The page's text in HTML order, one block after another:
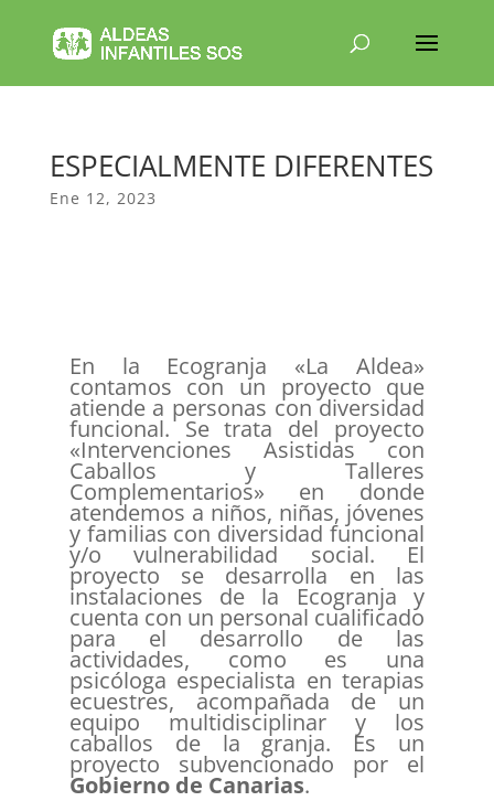
ESPECIALMENTE DIFERENTES
Ene 12, 2023
En la Ecogranja «La Aldea»
contamos con un proyecto que
atiende a personas con diversidad
funcional. Se trata del proyecto
«Intervenciones Asistidas con
Caballos y Talleres
Complementarios» en donde
atendemos a niños, niñas, jóvenes
y familias con diversidad funcional
y/o vulnerabilidad social. El
proyecto se desarrolla en las
instalaciones de la Ecogranja y
cuenta con un personal cualificado
para el desarrollo de las
actividades, como es una
psicóloga especialista en terapias
ecuestres, acompañada de un
equipo multidisciplinar y los
caballos de la granja. Es un
proyecto subvencionado por el
Gobierno de Canarias.